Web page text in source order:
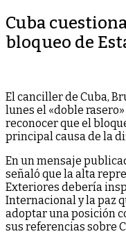
Cuba
bloqueo de
El canciller de Cuba,
lunes el «doble
reconocer que el
principal causa de la
En un mensaje
señaló que la alta
Exteriores debería
Internacional y la paz
adoptar una posición
sus referencias sobre